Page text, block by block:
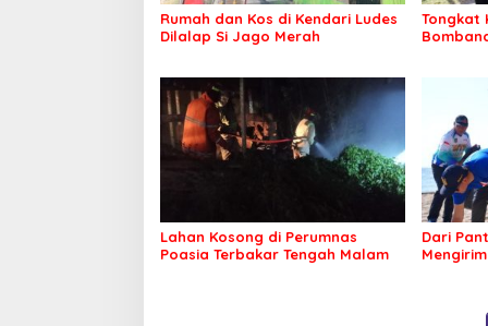
Rumah dan Kos di Kendari Ludes
Dilalap Si Jago Merah
Tongkat
Lahan Kosong di Perumnas
Poasia Terbakar Tengah Malam
Dari